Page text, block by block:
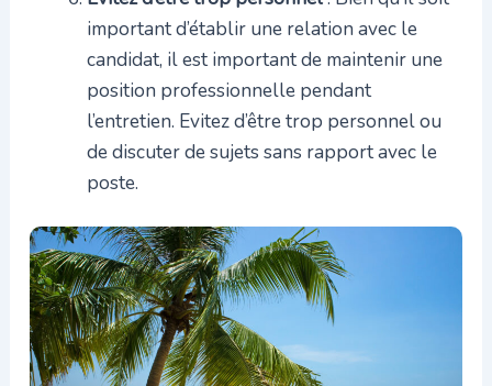
important d’établir une relation avec le
candidat, il est important de maintenir une
position professionnelle pendant
l’entretien. Evitez d’être trop personnel ou
de discuter de sujets sans rapport avec le
poste.